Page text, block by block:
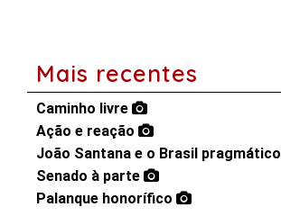
Mais recentes
Caminho livre
Ação e reação
João Santana e o Brasil pragmático
Senado à parte
Palanque honorífico